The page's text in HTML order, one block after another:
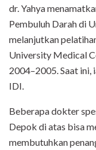
dr. Yahya
Pembuluh Darah di
melanjutkan
University Medical
2004–2005. Saat
IDI.
Beberapa dokter
Depok di atas bisa
membutuhkan